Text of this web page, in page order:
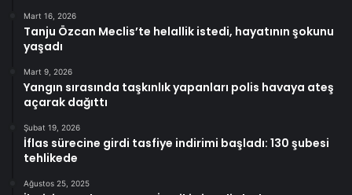
Mart 16, 2026
Tanju Özcan Meclis’te helallik istedi, hayatının şokunu
yaşadı
Mart 9, 2026
Yangın sırasında taşkınlık yapanları polis havaya ateş
açarak dağıttı
Şubat 19, 2026
İflas sürecine girdi tasfiye indirimi başladı: 130 şubesi
tehlikede
Ağustos 25, 2025